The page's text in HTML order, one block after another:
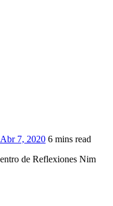
Abr 7, 2020 6 mins read